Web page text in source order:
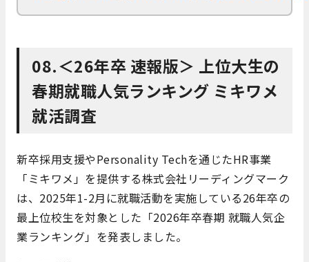
08.＜26年卒 速報版＞ 上位大生の
春期就職人気ランキング ミキワメ
就活調査
新卒採用支援やPersonality Techを通じたHR事業
「ミキワメ」を提供する株式会社リーディングマーク
は、2025年1-2月に就職活動を実施している26年卒の
最上位校生を対象とした「2026年卒春期 就職人気企
業ランキング」を発表しました。